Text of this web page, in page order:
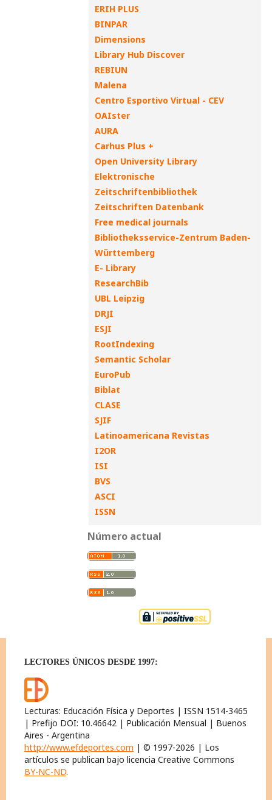
ERIH PLUS
BINPAR
Dimensions
Library Hub Discover
REBIUN
Malena
Centro Esportivo Virtual - CEV
OAIster
AURA
Carhus Plus +
Open University Library
Elektronische
Zeitschriftenbibliothek
Zeitschriften Datenbank
Free medical journals
Bibliotheksservice-Zentrum Baden-
Württemberg
E- Library
ResearchBib
UBL Leipzig
DRJI
ESJI
RootIndexing
Semantic Scholar
EuroPub
Biblat
CLASE
SJIF
Latinoamericana Revistas
I2OR
ISI
BVS
ASCI
ISSN
Número actual
LECTORES ÚNICOS DESDE 1997:
Lecturas: Educación Física y Deportes | ISSN 1514-3465
| Prefijo DOI: 10.46642 | Publicación Mensual | Buenos
Aires - Argentina
http://www.efdeportes.com | © 1997-2026 | Los
artículos se publican bajo licencia Creative Commons
BY-NC-ND.